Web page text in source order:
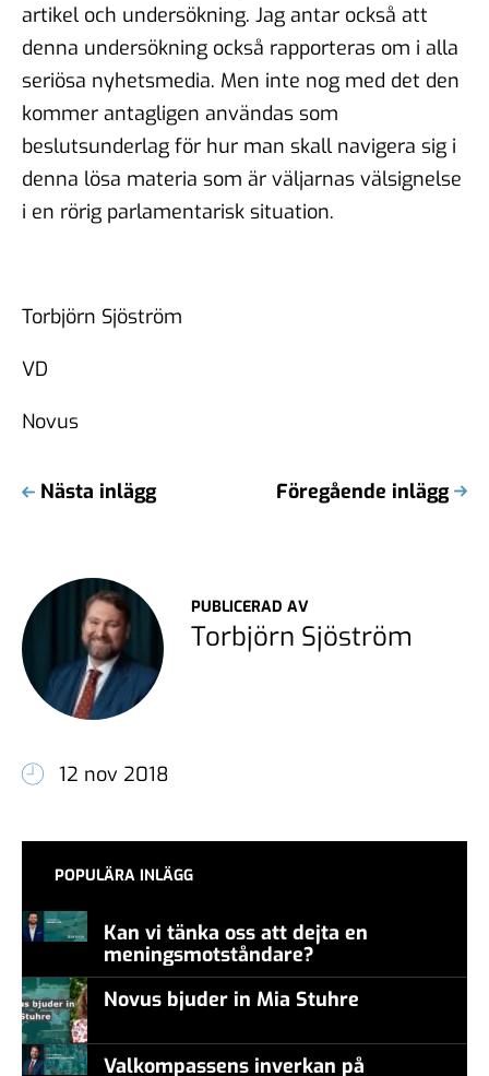
artikel och undersökning. Jag antar också att
denna undersökning också rapporteras om i alla
seriösa nyhetsmedia. Men inte nog med det den
kommer antagligen användas som
beslutsunderlag för hur man skall navigera sig i
denna lösa materia som är väljarnas välsignelse
i en rörig parlamentarisk situation.
Torbjörn Sjöström
VD
Novus
Nästa inlägg Föregående inlägg
PUBLICERAD AV
Torbjörn Sjöström
12 nov 2018
POPULÄRA INLÄGG
Kan vi tänka oss att dejta en
meningsmotståndare?
Novus bjuder in Mia Stuhre
Valkompassens inverkan på